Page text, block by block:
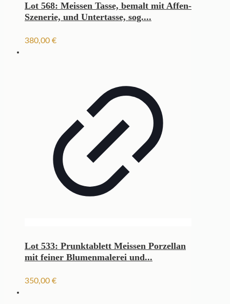
Lot 568: Meissen Tasse, bemalt mit Affen-
Szenerie, und Untertasse, sog....
380,00 €
Lot 533: Prunktablett Meissen Porzellan
mit feiner Blumenmalerei und...
350,00 €